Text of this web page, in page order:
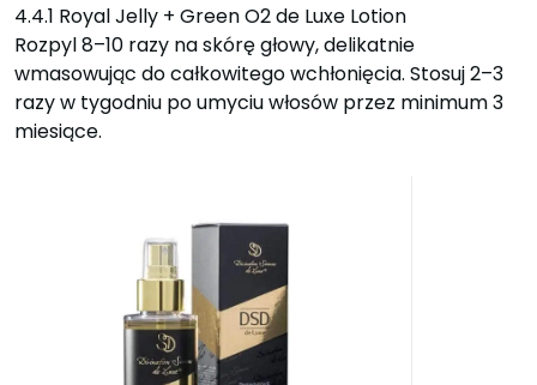
4.4.1 Royal Jelly + Green O2 de Luxe Lotion
Rozpyl 8–10 razy na skórę głowy, delikatnie
wmasowując do całkowitego wchłonięcia. Stosuj 2–3
razy w tygodniu po umyciu włosów przez minimum 3
miesiące.